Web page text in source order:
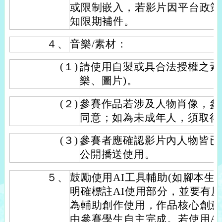
或限制嵌入，若影片因平台政
知限期補件。
４、
音樂/素材：
(１) 請使用自製或具合法授權之
樂、圖片)。
(２) 參賽作品若涉及人物肖像，
同意；如為未成年人，須取
(３) 參賽者應確認影片內人物皆
公開播送使用。
５、
鼓勵使用AI工具輔助(如腳本生
明確標註AI使用部分，並要有
為輔助創作使用，作品核心創
由參賽學生自主完成。若使用